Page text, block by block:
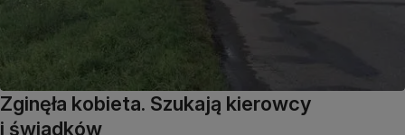
Zginęła kobieta. Szukają kierowcy
i świadków